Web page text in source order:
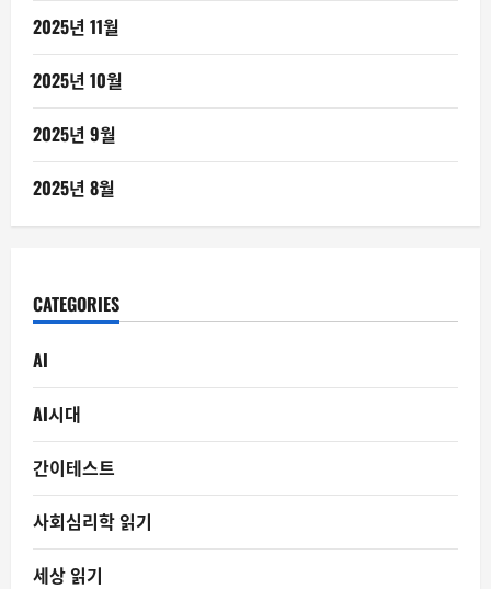
2025년 11월
2025년 10월
2025년 9월
2025년 8월
CATEGORIES
AI
AI시대
간이테스트
사회심리학 읽기
세상 읽기